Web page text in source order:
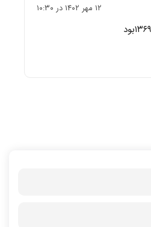
۱۲ مهر ۱۴۰۲ در ۱۰:۳۰